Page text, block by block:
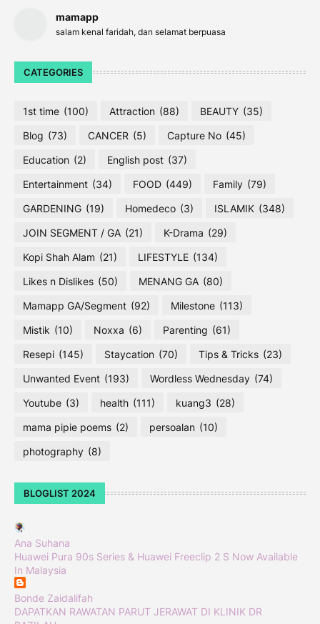
mamapp
salam kenal faridah, dan selamat berpuasa
CATEGORIES
1st time (100) Attraction (88) BEAUTY (35)
Blog (73) CANCER (5) Capture No (45)
Education (2) English post (37)
Entertainment (34) FOOD (449) Family (79)
GARDENING (19) Homedeco (3) ISLAMIK (348)
JOIN SEGMENT / GA (21) K-Drama (29)
Kopi Shah Alam (21) LIFESTYLE (134)
Likes n Dislikes (50) MENANG GA (80)
Mamapp GA/Segment (92) Milestone (113)
Mistik (10) Noxxa (6) Parenting (61)
Resepi (145) Staycation (70) Tips & Tricks (23)
Unwanted Event (193) Wordless Wednesday (74)
Youtube (3) health (111) kuang3 (28)
mama pipie poems (2) persoalan (10)
photography (8)
BLOGLIST 2024
Ana Suhana
Huawei Pura 90s Series & Huawei Freeclip 2 S Now Available
In Malaysia
Bonde Zaidalifah
DAPATKAN RAWATAN PARUT JERAWAT DI KLINIK DR